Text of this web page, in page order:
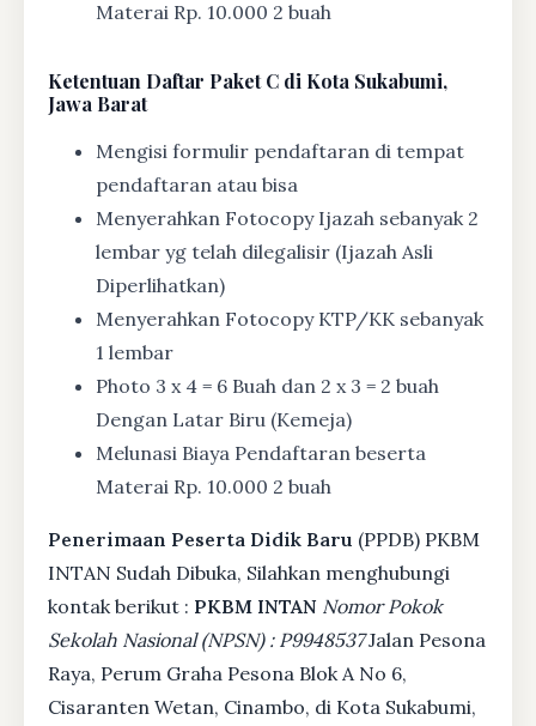
Materai Rp. 10.000 2 buah
Ketentuan Daftar Paket C di Kota Sukabumi,
Jawa Barat
Mengisi formulir pendaftaran di tempat
pendaftaran atau bisa
Menyerahkan Fotocopy Ijazah sebanyak 2
lembar yg telah dilegalisir (Ijazah Asli
Diperlihatkan)
Menyerahkan Fotocopy KTP/KK sebanyak
1 lembar
Photo 3 x 4 = 6 Buah dan 2 x 3 = 2 buah
Dengan Latar Biru (Kemeja)
Melunasi Biaya Pendaftaran beserta
Materai Rp. 10.000 2 buah
Penerimaan Peserta Didik Baru (PPDB) PKBM
INTAN Sudah Dibuka, Silahkan menghubungi
kontak berikut : PKBM INTAN Nomor Pokok
Sekolah Nasional (NPSN) : P9948537Jalan Pesona
Raya, Perum Graha Pesona Blok A No 6,
Cisaranten Wetan, Cinambo, di Kota Sukabumi,